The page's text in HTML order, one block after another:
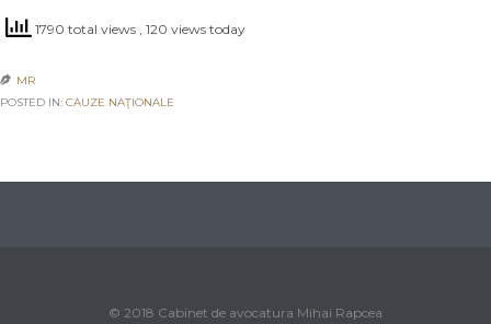
1790 total views , 120 views today
 MR
POSTED IN: CAUZE NAŢIONALE
© 2018 Cabinet de avocatura Mihai Rapcea